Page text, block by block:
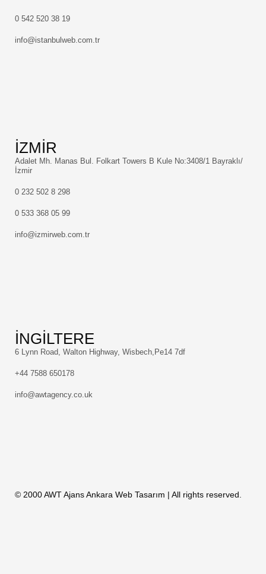
0 542 520 38 19
info@istanbulweb.com.tr
İZMİR
Adalet Mh. Manas Bul. Folkart Towers B Kule No:3408/1 Bayraklı/
İzmir
0 232 502 8 298
0 533 368 05 99
info@izmirweb.com.tr
İNGİLTERE
6 Lynn Road, Walton Highway, Wisbech,Pe14 7df
+44 7588 650178
info@awtagency.co.uk
© 2000 AWT AjansAnkara Web Tasarım | All rights reserved.